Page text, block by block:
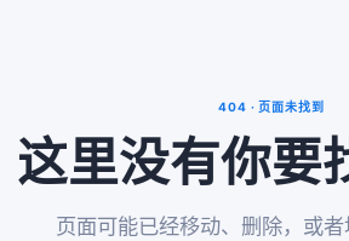
404 · 页面未找到
这里没有你要
页面可能已经移动、删除，或者